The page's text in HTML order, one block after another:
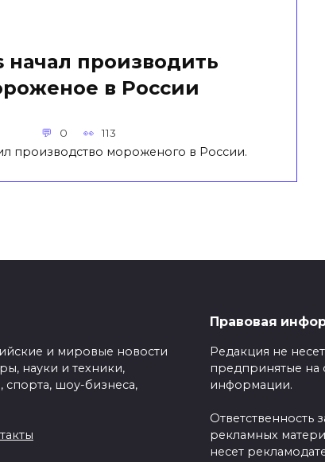
начал производить
в России
0 113
производство мороженого в России.
и мировые новости
науки и техники,
спорта, шоу-бизнеса,
Правовая
Редакция не
предпринятые на
информации.
Ответственность
рекламных
несет